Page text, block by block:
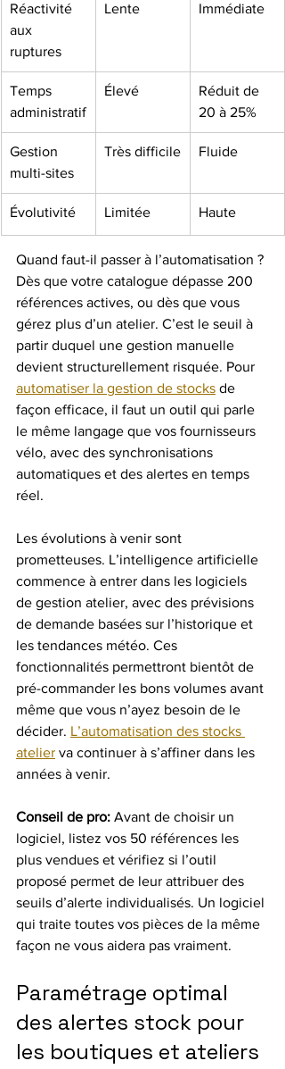
Réactivité
aux
ruptures
Lente Immédiate
Temps
administratif
Élevé
Réduit de
20 à 25%
Gestion
multi-sites
Très difficile Fluide
Évolutivité Limitée Haute
Quand faut-il passer à l’automatisation ?
Dès que votre catalogue dépasse 200
références actives, ou dès que vous
gérez plus d’un atelier. C’est le seuil à
partir duquel une gestion manuelle
devient structurellement risquée. Pour
automatiser la gestion de stocks de
façon efficace, il faut un outil qui parle
le même langage que vos fournisseurs
vélo, avec des synchronisations
automatiques et des alertes en temps
réel.
Les évolutions à venir sont
prometteuses. L’intelligence artificielle
commence à entrer dans les logiciels
de gestion atelier, avec des prévisions
de demande basées sur l’historique et
les tendances météo. Ces
fonctionnalités permettront bientôt de
pré-commander les bons volumes avant
même que vous n’ayez besoin de le
décider. L’automatisation des stocks
atelier va continuer à s’affiner dans les
années à venir.
Conseil de pro: Avant de choisir un
logiciel, listez vos 50 références les
plus vendues et vérifiez si l’outil
proposé permet de leur attribuer des
seuils d’alerte individualisés. Un logiciel
qui traite toutes vos pièces de la même
façon ne vous aidera pas vraiment.
Paramétrage optimal
des alertes stock pour
les boutiques et ateliers